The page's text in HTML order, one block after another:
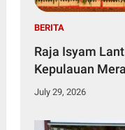
BERITA
Raja Isyam
Kepulauan
July 29, 2026